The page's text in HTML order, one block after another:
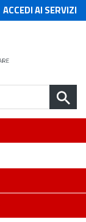
ACCEDI AI SERVIZI